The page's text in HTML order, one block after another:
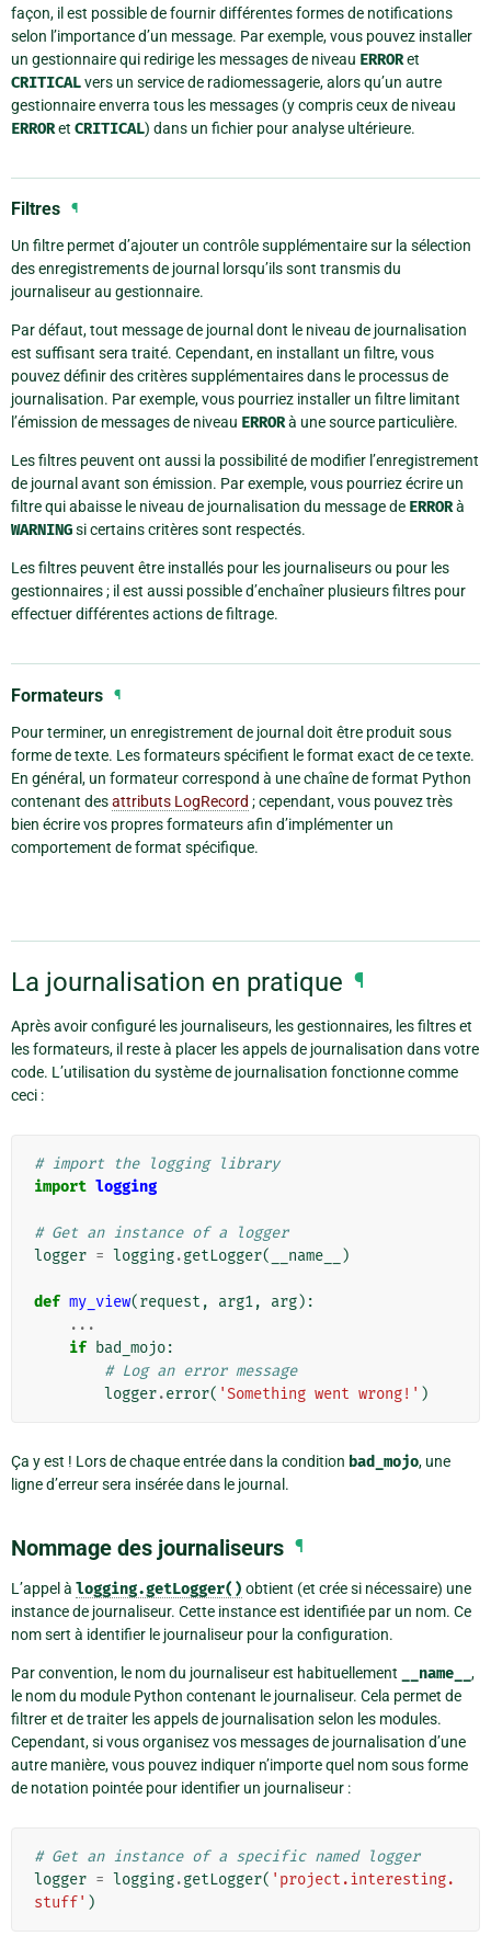
façon, il est possible de fournir différentes formes de notifications
selon l’importance d’un message. Par exemple, vous pouvez installer
un gestionnaire qui redirige les messages de niveau ERRORet
CRITICALvers un service de radiomessagerie, alors qu’un autre
gestionnaire enverra tous les messages (y compris ceux de niveau
ERRORet CRITICAL) dans un fichier pour analyse ultérieure.
Filtres ¶
Un filtre permet d’ajouter un contrôle supplémentaire sur la sélection
des enregistrements de journal lorsqu’ils sont transmis du
journaliseur au gestionnaire.
Par défaut, tout message de journal dont le niveau de journalisation
est suffisant sera traité. Cependant, en installant un filtre, vous
pouvez définir des critères supplémentaires dans le processus de
journalisation. Par exemple, vous pourriez installer un filtre limitant
l’émission de messages de niveau ERRORà une source particulière.
Les filtres peuvent ont aussi la possibilité de modifier l’enregistrement
de journal avant son émission. Par exemple, vous pourriez écrire un
filtre qui abaisse le niveau de journalisation du message de ERRORà
WARNINGsi certains critères sont respectés.
Les filtres peuvent être installés pour les journaliseurs ou pour les
gestionnaires ; il est aussi possible d’enchaîner plusieurs filtres pour
effectuer différentes actions de filtrage.
Formateurs ¶
Pour terminer, un enregistrement de journal doit être produit sous
forme de texte. Les formateurs spécifient le format exact de ce texte.
En général, un formateur correspond à une chaîne de format Python
contenant desattributs LogRecord ; cependant, vous pouvez très
bien écrire vos propres formateurs afin d’implémenter un
comportement de format spécifique.
La journalisation en pratique ¶
Après avoir configuré les journaliseurs, les gestionnaires, les filtres et
les formateurs, il reste à placer les appels de journalisation dans votre
code. L’utilisation du système de journalisation fonctionne comme
ceci :
# import the logging library
import logging
# Get an instance of a logger
logger = logging.getLogger( __name__ )
def my_view(request , arg1, arg):
...
if bad_mojo:
# Log an error message
logger.error( 'Something went wrong!' )
Ça y est ! Lors de chaque entrée dans la condition bad_mojo, une
ligne d’erreur sera insérée dans le journal.
Nommage des journaliseurs ¶
L’appel à logging.getLogger() obtient (et crée si nécessaire) une
instance de journaliseur. Cette instance est identifiée par un nom. Ce
nom sert à identifier le journaliseur pour la configuration.
Par convention, le nom du journaliseur est habituellement __name__ ,
le nom du module Python contenant le journaliseur. Cela permet de
filtrer et de traiter les appels de journalisation selon les modules.
Cependant, si vous organisez vos messages de journalisation d’une
autre manière, vous pouvez indiquer n’importe quel nom sous forme
de notation pointée pour identifier un journaliseur :
# Get an instance of a specific named logger
logger = logging.getLogger( 'project.interesting.
stuff' )